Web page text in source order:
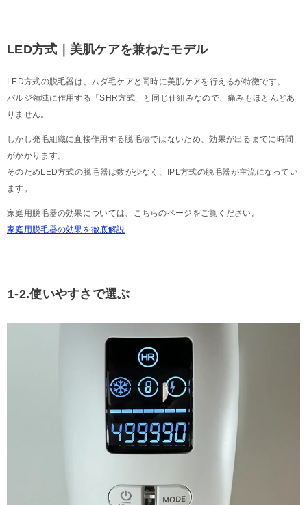
LED方式｜美肌ケアを兼ねたモデル
LED方式の脱毛器は、ムダ毛ケアと同時に美肌ケアを行えるが特徴です。
バルジ領域に作用する「SHR方式」と同じ仕組みなので、痛みもほとんどあ
りません。
しかし発毛組織に直接作用する脱毛法ではないため、効果が出るまでに時間
がかかります。
そのためLED方式の脱毛器は数が少なく、IPL方式の脱毛器が主流になってい
ます。
家庭用脱毛器の効果については、こちらのページをご覧ください。
家庭用脱毛器の効果を徹底解説
1-2.使いやすさで選ぶ